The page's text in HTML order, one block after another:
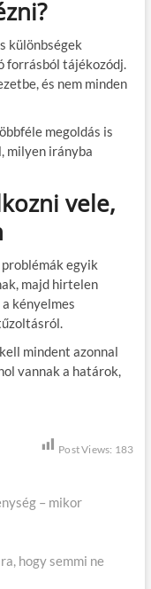
különbségek
forrásból tájékozódj.
és nem minden
megoldás is
milyen irányba
vele,
egyik
majd hirtelen
kényelmes
mindent azonnal
vannak a határok,
Post Views: 183
– mikor
hogy semmi ne